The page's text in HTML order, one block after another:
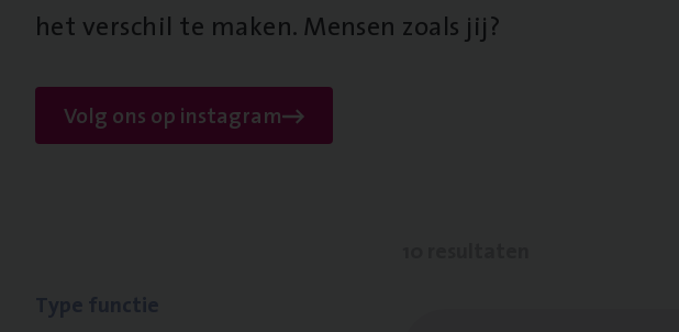
het verschil te maken. Mensen zoals jij?
Volg ons op instagram